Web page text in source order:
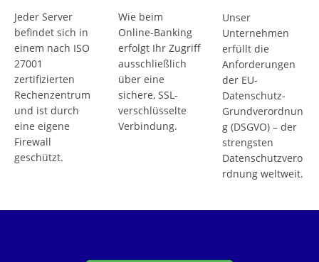
Jeder Server
befindet sich in
einem nach ISO
27001
zertifizierten
Rechenzentrum
und ist durch
eine eigene
Firewall
geschützt.
Wie beim
Online-Banking
erfolgt Ihr Zugriff
ausschließlich
über eine
sichere, SSL-
verschlüsselte
Verbindung.
Unser
Unternehmen
erfüllt die
Anforderungen
der EU-
Datenschutz-
Grundverordnun
g (DSGVO) – der
strengsten
Datenschutzvero
rdnung weltweit.